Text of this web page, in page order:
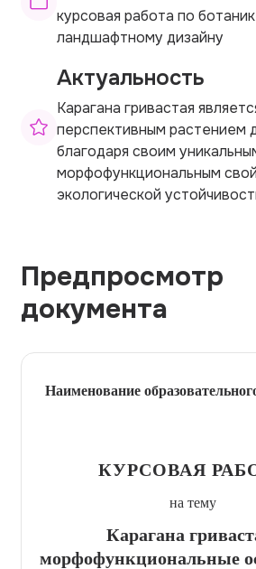
курсовая работа по
ландшафтному дизайну
Актуальность
Карагана гривастая
перспективным растением
благодаря своим
морфофункциональным
экологической
Предпросмотр
документа
Наименование
КУРСОВАЯ
на тему
Карагана
морфофункциональные